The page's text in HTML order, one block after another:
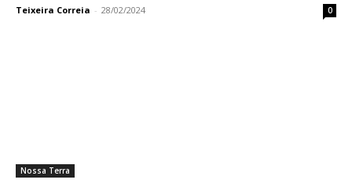
Teixeira Correia - 28/02/2024 0
Nossa Terra